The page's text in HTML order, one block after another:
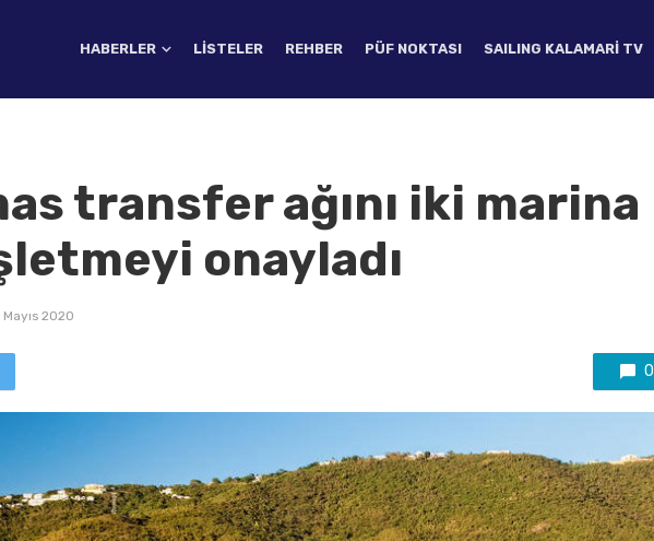
HABERLER LISTELER REHBER PÜF NOKTASI SAILING KALAMARI TV
transfer ağını iki marina
onayladı
Mayıs 2020
0